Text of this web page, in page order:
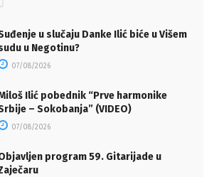
u slučaju Danke Ilić biće u Višem
u Negotinu?
07/08/2026
Ilić pobednik “Prve harmonike
– Sokobanja” (VIDEO)
07/08/2026
program 59. Gitarijade u